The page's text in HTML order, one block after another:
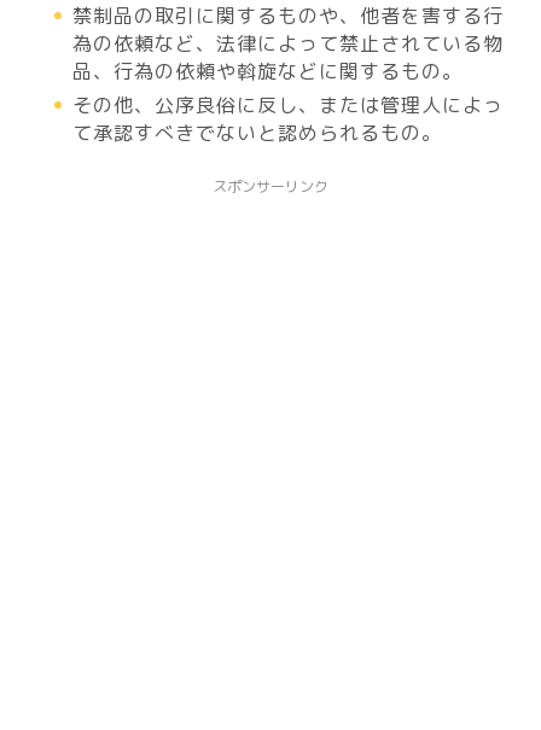
禁制品の取引に関するものや、他者を害する行
為の依頼など、法律によって禁止されている物
品、行為の依頼や斡旋などに関するもの。
その他、公序良俗に反し、または管理人によっ
て承認すべきでないと認められるもの。
スポンサーリンク